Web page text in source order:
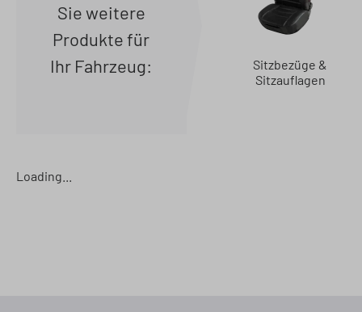
Sie weitere
Produkte für
Ihr Fahrzeug:
Sitzbezüge &
Sitzauflagen
Loading...